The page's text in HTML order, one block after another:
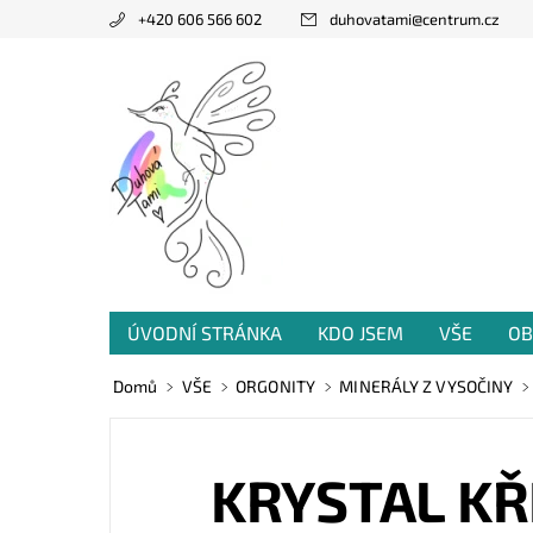
+420 606 566 602 duhovatami@centrum.cz
ÚVODNÍ STRÁNKA KDO JSEM VŠE
PRODANÁ TVORBA
VZKAZY OD VÁS
Domů VŠE ORGONITY MINERÁLY Z VYSOČINY
KRYSTAL